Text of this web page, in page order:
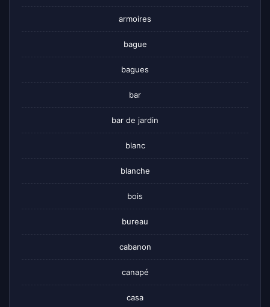
armoires
bague
bagues
bar
bar de jardin
blanc
blanche
bois
bureau
cabanon
canapé
casa